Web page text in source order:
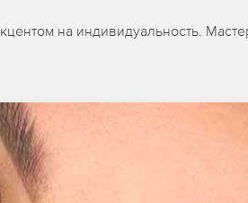
на индивидуальность.